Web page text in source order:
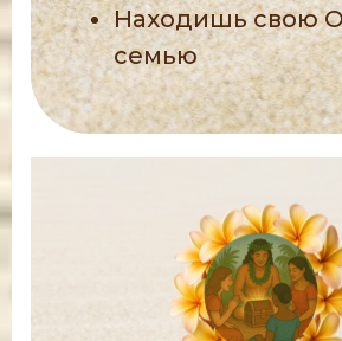
Находишь свою
семью